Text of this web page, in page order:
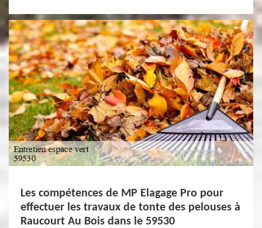
Les compétences de MP Elagage Pro pour
effectuer les travaux de tonte des pelouses à
Raucourt Au Bois dans le 59530